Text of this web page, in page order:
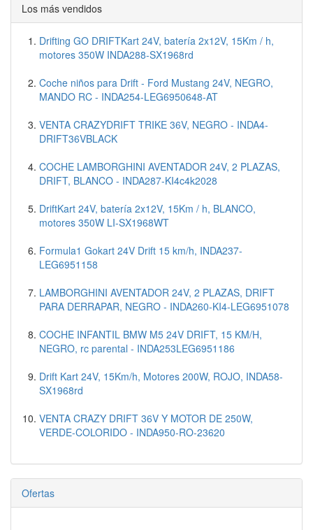
Los más vendidos
Drifting GO DRIFTKart 24V, batería 2x12V, 15Km / h,
motores 350W INDA288-SX1968rd
Coche niños para Drift - Ford Mustang 24V, NEGRO,
MANDO RC - INDA254-LEG6950648-AT
VENTA CRAZYDRIFT TRIKE 36V, NEGRO - INDA4-
DRIFT36VBLACK
COCHE LAMBORGHINI AVENTADOR 24V, 2 PLAZAS,
DRIFT, BLANCO - INDA287-KI4c4k2028
DriftKart 24V, batería 2x12V, 15Km / h, BLANCO,
motores 350W LI-SX1968WT
Formula1 Gokart 24V Drift 15 km/h, INDA237-
LEG6951158
LAMBORGHINI AVENTADOR 24V, 2 PLAZAS, DRIFT
PARA DERRAPAR, NEGRO - INDA260-KI4-LEG6951078
COCHE INFANTIL BMW M5 24V DRIFT, 15 KM/H,
NEGRO, rc parental - INDA253LEG6951186
Drift Kart 24V, 15Km/h, Motores 200W, ROJO, INDA58-
SX1968rd
VENTA CRAZY DRIFT 36V Y MOTOR DE 250W,
VERDE-COLORIDO - INDA950-RO-23620
Ofertas